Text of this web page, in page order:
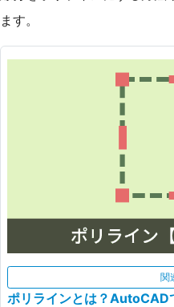
ます。
関
ポリラインとは？AutoCAD